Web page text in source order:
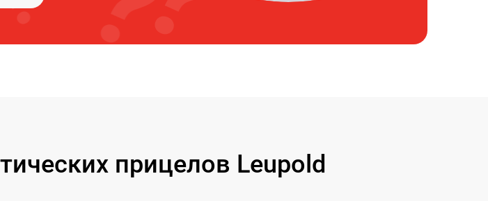
прицелов Leupold